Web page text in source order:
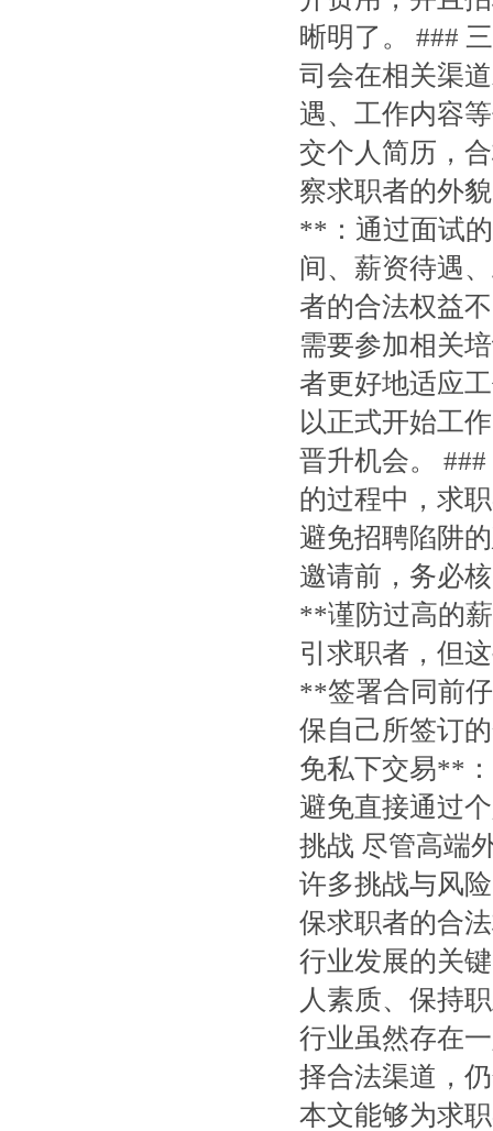
晰明了。 ###
司会在相关渠
遇、工作内容
交个人简历，
察求职者的外
**：通过面试
间、薪资待遇
者的合法权益
需要参加相关
者更好地适应
以正式开始工
晋升机会。
的过程中，求
避免招聘陷阱
邀请前，务必
**谨防过高的
引求职者，但
**签署合同前
保自己所签订
免私下交易**
避免直接通过
挑战 尽管高端
许多挑战与风
保求职者的合
行业发展的关
人素质、保持
行业虽然存在
择合法渠道，
本文能够为求